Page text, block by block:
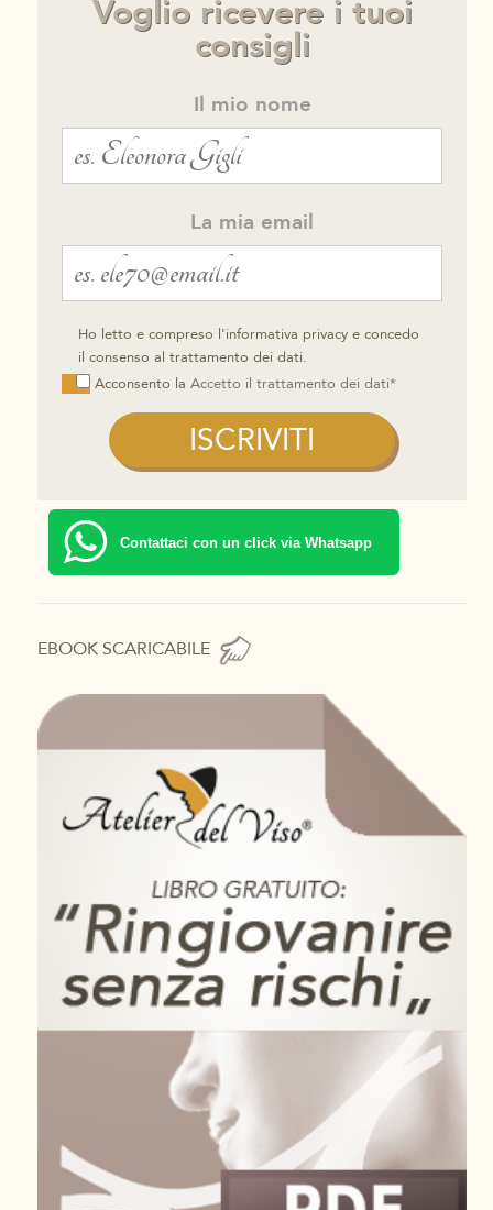
Voglio ricevere i tuoi
consigli
Il mio nome
La mia email
Ho letto e compreso l'informativa privacy e concedo
il consenso al trattamento dei dati.
Acconsento la Accetto il trattamento dei dati*
Contattaci con un click via Whatsapp
EBOOK SCARICABILE